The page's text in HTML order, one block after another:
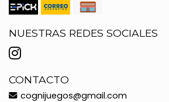
NUESTRAS REDES SOCIALES
CONTACTO
cognijuegos@gmail.com